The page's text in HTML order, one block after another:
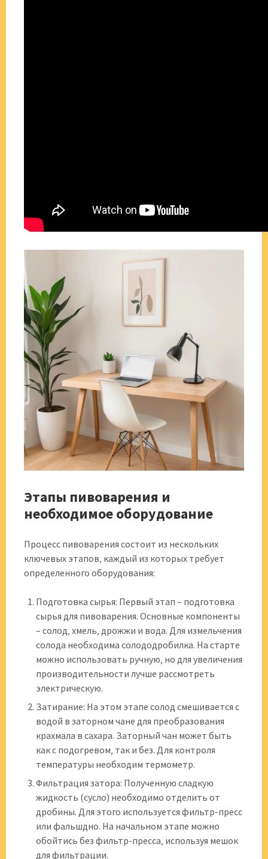
Этапы пивоварения и
необходимое оборудование
Процесс пивоварения состоит из нескольких
ключевых этапов‚ каждый из которых требует
определенного оборудования:
Подготовка сырья: Первый этап – подготовка
сырья для пивоварения. Основные компоненты
– солод‚ хмель‚ дрожжи и вода. Для измельчения
солода необходима солододробилка. На старте
можно использовать ручную‚ но для увеличения
производительности лучше рассмотреть
электрическую.
Затирание: На этом этапе солод смешивается с
водой в заторном чане для преобразования
крахмала в сахара. Заторный чан может быть
как с подогревом‚ так и без. Для контроля
температуры необходим термометр.
Фильтрация затора: Полученную сладкую
жидкость (сусло) необходимо отделить от
дробины. Для этого используется фильтр-пресс
или фальшдно. На начальном этапе можно
обойтись без фильтр-пресса‚ используя мешок
для фильтрации.